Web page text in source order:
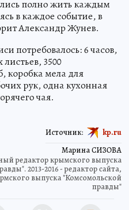
полно жить каждым
в каждое событие, в
Александр Жунев.
потребовалось: 6 часов,
листьев, 3500
коробка мела для
рук, одна кухонная
чая.
Марина СИЗОВА
редактор крымского выпуска
2013-2016 - редактор сайта,
выпуска "Комсомольской
правды"
Источник: kp.ru